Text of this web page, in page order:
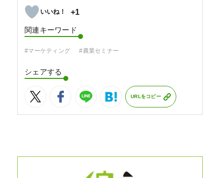
+1
関連キーワード
#マーケティング #農業セミナー
シェアする
URLをコピー